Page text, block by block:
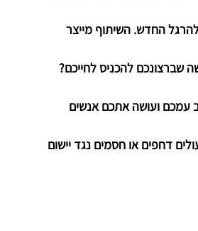
החדש. השיתוף מייצר
להכניס לחייכם?
עמכם ועושה אתכם אנשים
דחפים או חסמים נגד יישום